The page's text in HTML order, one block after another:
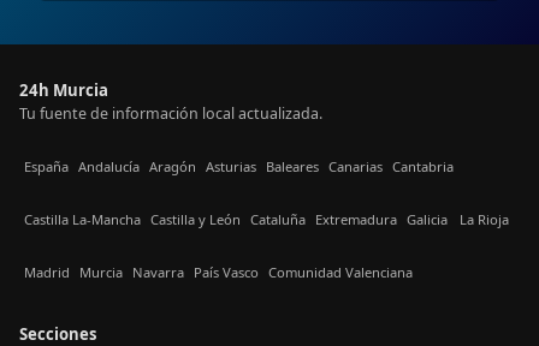
24h Murcia
Tu fuente de información local actualizada.
España Andalucía Aragón Asturias Baleares Canarias Cantabria
Castilla La-Mancha Castilla y León Cataluña Extremadura Galicia La Rioja
Madrid Murcia Navarra País Vasco Comunidad Valenciana
Secciones